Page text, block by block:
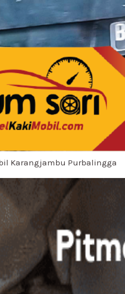
Karangjambu Purbalingga